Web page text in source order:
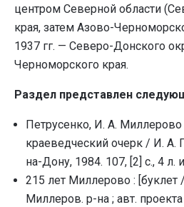
центром Северной области
края, затем Азово-
1937 гг. — Северо-Донского
Черноморского края.
Раздел представлен
Петрусенко, И. А. Миллерово
краеведческий очерк / И. А.
на-Дону, 1984. 107, [2] с., 4 л.
215 лет Миллерово :
Миллеров. р-на ; авт.